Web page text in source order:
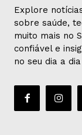
Explore
sobre saúde,
muito mais no
confiável e
no seu dia a dia